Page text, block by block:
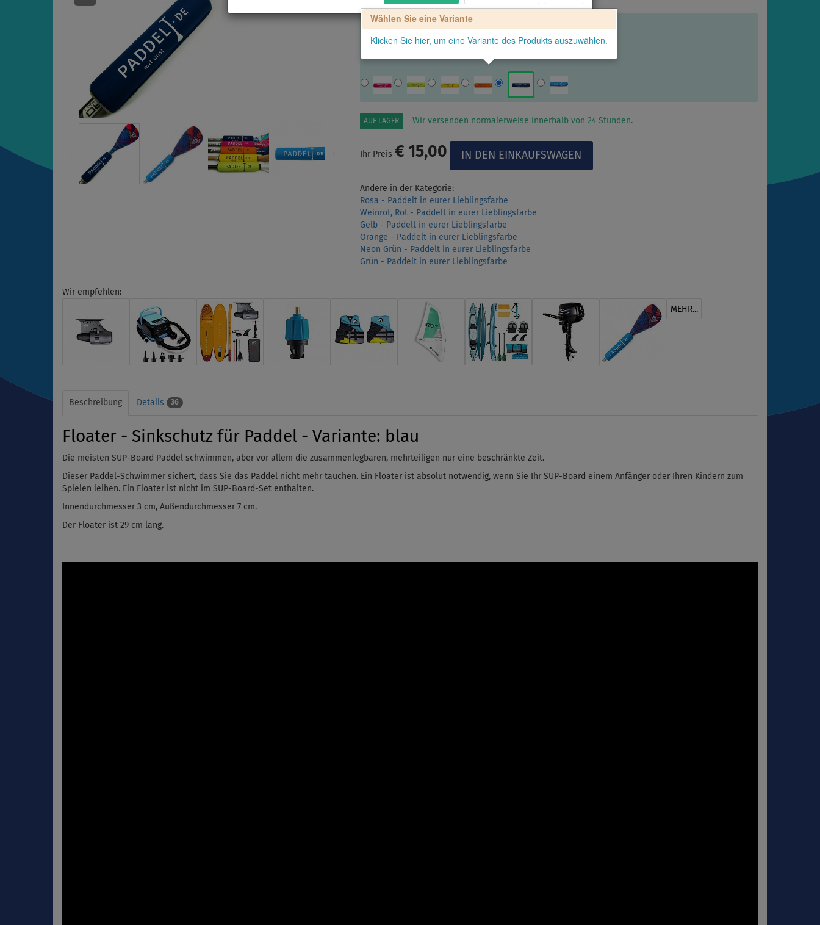
Wählen Sie eine Variante
Klicken Sie hier, um eine Variante des Produkts auszuwählen.
AUF LAGER Wir versenden normalerweise innerhalb von 24 Stunden.
Ihr Preis € 15,00
Andere in der Kategorie:
Rosa - Paddelt in eurer Lieblingsfarbe
Weinrot, Rot - Paddelt in eurer Lieblingsfarbe
Gelb - Paddelt in eurer Lieblingsfarbe
Orange - Paddelt in eurer Lieblingsfarbe
Neon Grün - Paddelt in eurer Lieblingsfarbe
Grün - Paddelt in eurer Lieblingsfarbe
Wir empfehlen:
MEHR...
Beschreibung Details 36
Floater - Sinkschutz für Paddel - Variante: blau
Die meisten SUP-Board Paddel schwimmen, aber vor allem die zusammenlegbaren, mehrteiligen nur eine beschränkte Zeit.
Dieser Paddel-Schwimmer sichert, dass Sie das Paddel nicht mehr tauchen. Ein Floater ist absolut notwendig, wenn Sie Ihr SUP-Board einem Anfänger oder Ihren Kindern zum
Spielen leihen. Ein Floater ist nicht im SUP-Board-Set enthalten.
Innendurchmesser 3 cm, Außendurchmesser 7 cm.
Der Floater ist 29 cm lang.